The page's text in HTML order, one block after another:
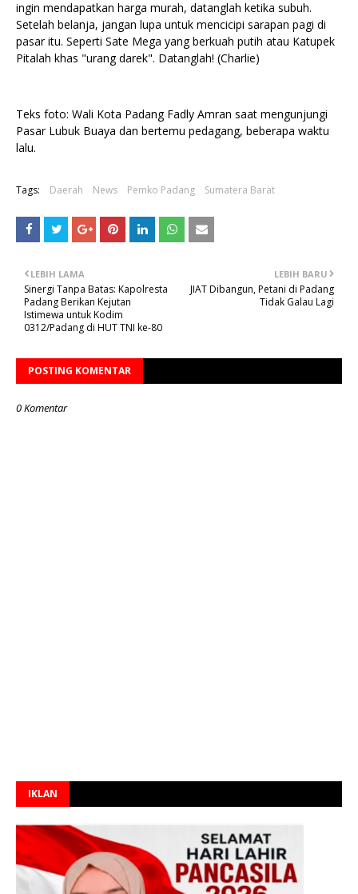
ingin mendapatkan harga murah, datanglah ketika subuh.
Setelah belanja, jangan lupa untuk mencicipi sarapan pagi di
pasar itu. Seperti Sate Mega yang berkuah putih atau Katupek
Pitalah khas "urang darek". Datanglah! (Charlie)
Teks foto: Wali Kota Padang Fadly Amran saat mengunjungi
Pasar Lubuk Buaya dan bertemu pedagang, beberapa waktu
lalu.
Tags: Daerah News Pemko Padang Sumatera Barat
LEBIH BARU
JIAT Dibangun, Petani di Padang
Tidak Galau Lagi
LEBIH LAMA
Sinergi Tanpa Batas: Kapolresta
Padang Berikan Kejutan
Istimewa untuk Kodim
0312/Padang di HUT TNI ke-80
POSTING KOMENTAR
0 Komentar
IKLAN